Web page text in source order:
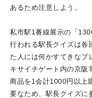
あるため注意しよう。
私市駅1番線展示の「
行われる駅長クイズは各
た人には何かすてきなプ
キサイチゲート内の京阪
商品を1会計1000円以上
要なため、駅長クイズに